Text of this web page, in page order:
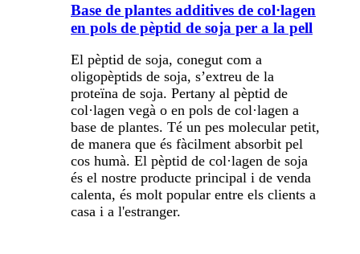
Base de plantes additives de col·lagen
en pols de pèptid de soja per a la pell
El pèptid de soja, conegut com a
oligopèptids de soja, s’extreu de la
proteïna de soja. Pertany al pèptid de
col·lagen vegà o en pols de col·lagen a
base de plantes. Té un pes molecular petit,
de manera que és fàcilment absorbit pel
cos humà. El pèptid de col·lagen de soja
és el nostre producte principal i de venda
calenta, és molt popular entre els clients a
casa i a l'estranger.